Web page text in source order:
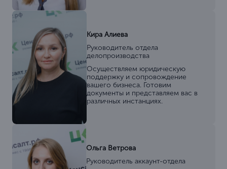
Кира Алиева
Руководитель отдела
делопроизводства
Осуществляем юридическую
поддержку и сопровождение
вашего бизнеса. Готовим
документы и представляем вас в
различных инстанциях.
Ольга Ветрова
Руководитель аккаунт-отдела